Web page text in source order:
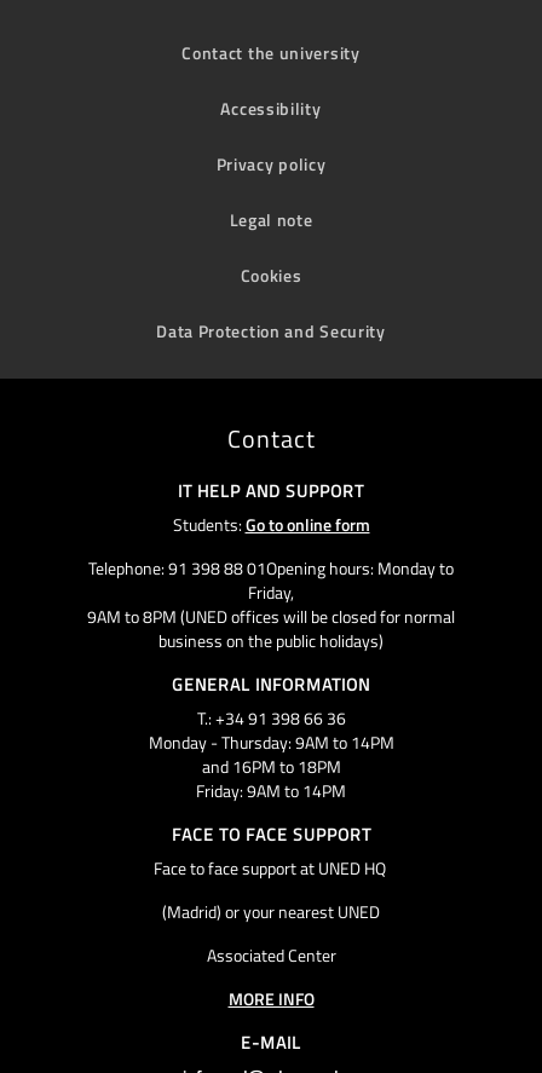
Contact the university
Accessibility
Privacy policy
Legal note
Cookies
Data Protection and Security
Contact
IT HELP AND SUPPORT
Students:Go to online form
Telephone: 91 398 88 01Opening hours: Monday to
Friday,
9AM to 8PM (UNED offices will be closed for normal
business on the public holidays)
GENERAL INFORMATION
T.: +34 91 398 66 36
Monday - Thursday: 9AM to 14PM
and 16PM to 18PM
Friday: 9AM to 14PM
FACE TO FACE SUPPORT
Face to face support at UNED HQ
(Madrid) or your nearest UNED
Associated Center
MORE INFO
E-MAIL